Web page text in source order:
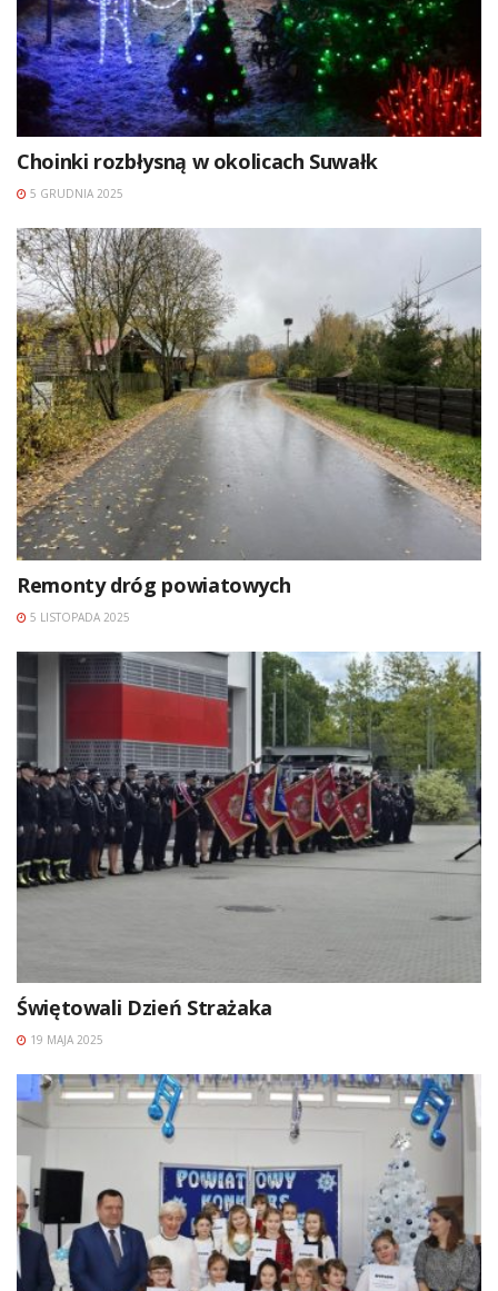
Choinki rozbłysną w okolicach Suwałk
5 GRUDNIA 2025
Remonty dróg powiatowych
5 LISTOPADA 2025
Świętowali Dzień Strażaka
19 MAJA 2025